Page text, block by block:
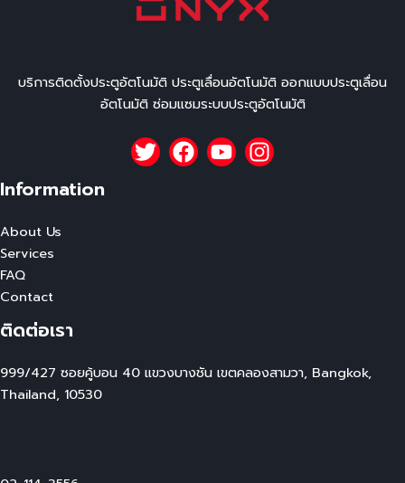
บริการติดตั้งประตูอัตโนมัติ ประตูเลื่อนอัตโนมัติ ออกแบบประตูเลื่อน
อัตโนมัติ ซ่อมแซมระบบประตูอัตโนมัติ
Information
About Us
Services
FAQ
Contact
ติดต่อเรา
999/427 ซอยคู้บอน 40 แขวงบางชัน เขตคลองสามวา, Bangkok,
Thailand, 10530